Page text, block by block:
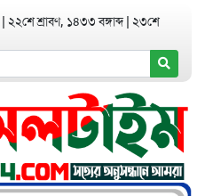
২২শে শ্রাবণ, ১৪৩৩ বঙ্গাব্দ ২৩শে